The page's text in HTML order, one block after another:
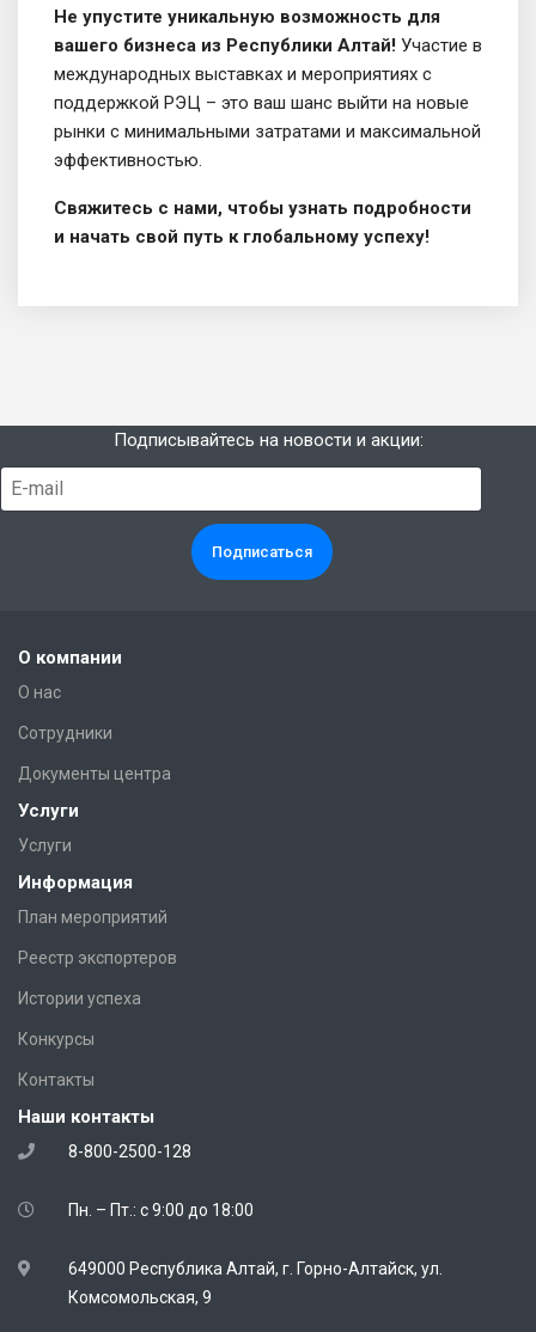
Не упустите уникальную возможность для
вашего бизнеса из Республики Алтай! Участие в
международных выставках и мероприятиях с
поддержкой РЭЦ – это ваш шанс выйти на новые
рынки с минимальными затратами и максимальной
эффективностью.
Свяжитесь с нами, чтобы узнать подробности
и начать свой путь к глобальному успеху!
Подписывайтесь на новости и акции:
О компании
О нас
Сотрудники
Документы центра
Услуги
Услуги
Информация
План мероприятий
Реестр экспортеров
Истории успеха
Конкурсы
Контакты
Наши контакты
8-800-2500-128
Пн. – Пт.: с 9:00 до 18:00
649000 Республика Алтай, г. Горно-Алтайск, ул.
Комсомольская, 9